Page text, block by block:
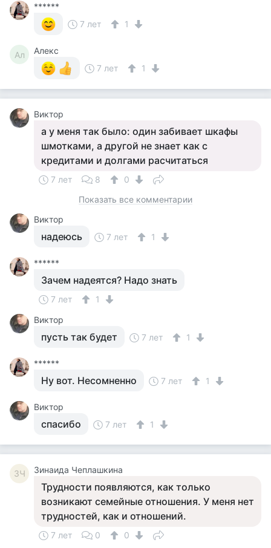
******
7 лет
1
Ал
Алекс
7 лет
1
Виктор
а у меня так было: один забивает шкафы
шмотками, а другой не знает как с
кредитами и долгами расчитаться
7 лет 8
0
Показать все комментарии
Виктор
надеюсь 7 лет 1
******
Зачем надеятся? Надо знать
7 лет
1
Виктор
пусть так будет 7 лет 1
******
Ну вот. Несомненно 7 лет 1
Виктор
спасибо 7 лет 1
ЗЧ Зинаида Чеплашкина
Трудности появляются, как только
возникают семейные отношения. У меня нет
трудностей, как и отношений.
7 лет 0 0